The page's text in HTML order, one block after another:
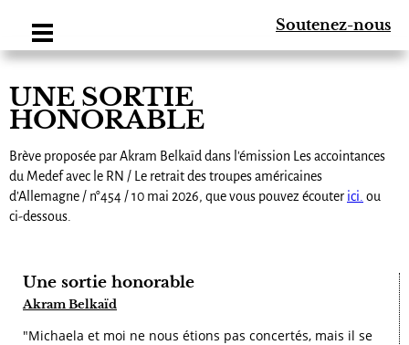
Soutenez-nous
UNE SORTIE
HONORABLE
Brève proposée par Akram Belkaïd dans l'émission Les accointances
du Medef avec le RN / Le retrait des troupes américaines
d’Allemagne / n°454 / 10 mai 2026, que vous pouvez écouter ici. ou
ci-dessous.
Une sortie honorable
Akram Belkaïd
"Michaela et moi ne nous étions pas concertés, mais il se